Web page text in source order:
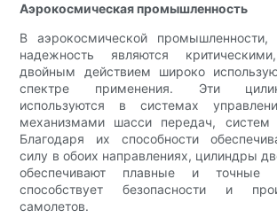
Аэрокосмическая промышленность
В аэрокосмической промышленности,
надежность являются
двойным действием широко
спектре применения. Эти
используются в системах
механизмами шасси передач, систем
Благодаря их способности
силу в обоих направлениях, цилиндры
обеспечивают плавные и точные
способствует безопасности и
самолетов.